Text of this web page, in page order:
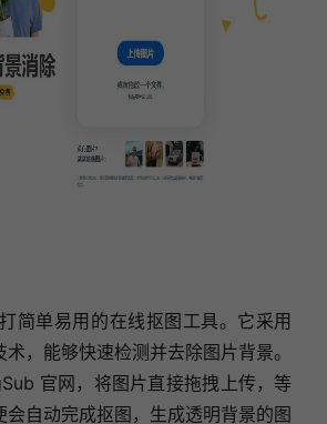
简单易用的在线抠图工具。它采用
，能够快速检测并去除图片背景。
官网，将图片直接拖拽上传，等
会自动完成抠图，生成透明背景的图